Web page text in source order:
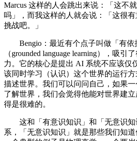
Marcus 这样的人会跳出来说：「这不
吗」，而我这样的人就会说：「这很
挑战吧。」
Bengio：最近有个点子叫做「有依
（grounded language learning），吸引
力。它的核心是提出 AI 系统不应该仅
该同时学习（认识）这个世界的运行
描述世界。我们可以问问自己，如果
了解世界，我们会觉得他能对世界建
得是很难的。
这和「有意识知识」和「无意识知
系，「无意识知识」就是那些我们知道